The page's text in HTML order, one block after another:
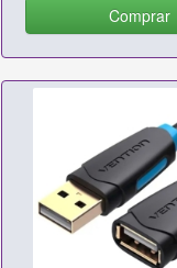
Comprar